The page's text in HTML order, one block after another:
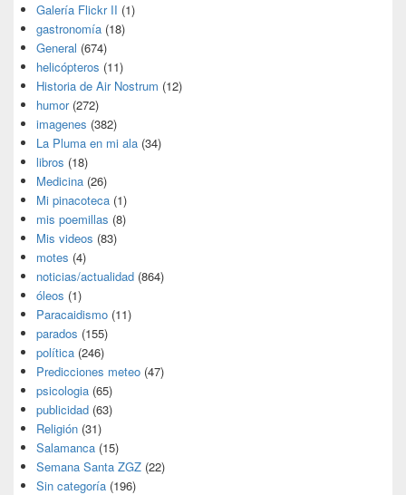
Galería Flickr II (1)
gastronomía (18)
General (674)
helicópteros (11)
Historia de Air Nostrum (12)
humor(272)
imagenes (382)
La Pluma en mi ala (34)
libros (18)
Medicina (26)
Mi pinacoteca (1)
mis poemillas (8)
Mis videos (83)
motes (4)
noticias/actualidad (864)
óleos (1)
Paracaidismo (11)
parados (155)
política (246)
Predicciones meteo (47)
psicologia (65)
publicidad (63)
Religión (31)
Salamanca (15)
Semana Santa ZGZ (22)
Sin categoría (196)